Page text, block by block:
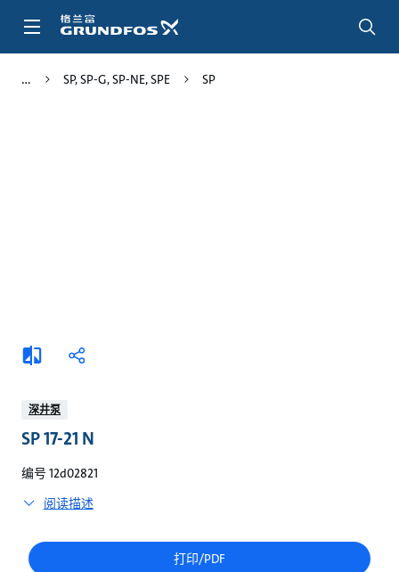
SP, SP-G, SP-NE, SPE SP
添
加
较
分
深井泵
SP 17-21 N
编号 12d02821
阅读描述
打印/PDF